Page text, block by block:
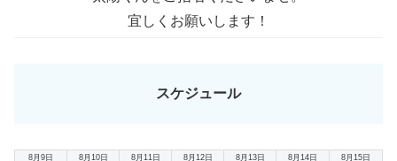
宜しくお願いします！
スケジュール
8月9日 8月10日 8月11日 8月12日 8月13日 8月14日 8月15日